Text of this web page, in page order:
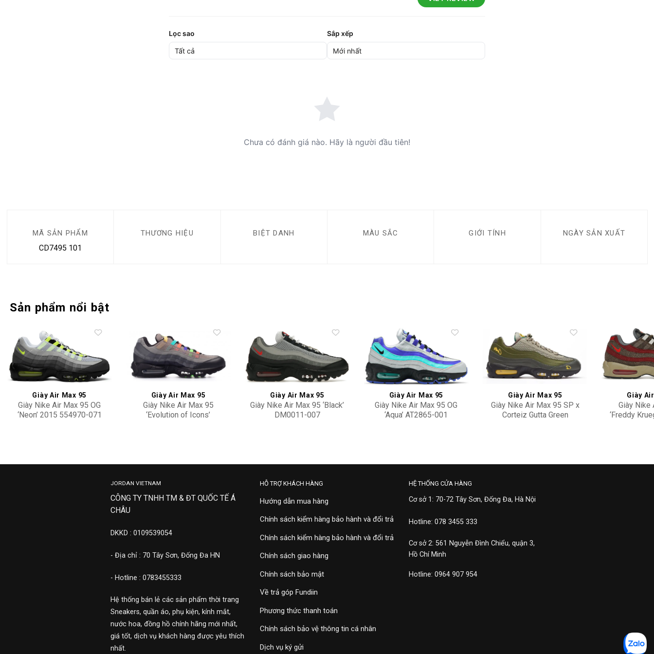
Lọc sao Sắp xếp
Chưa có đánh giá nào. Hãy là người đầu tiên!
MÃ SẢN PHẨM
CD7495 101
THƯƠNG HIỆU BIỆT DANH MÀU SẮC GIỚI TÍNH NGÀY SẢN XUẤT
Sản phẩm nổi bật
Add to
wishlist
Giày Air Max 95
Giày Nike Air Max 95 OG
‘Neon’ 2015 554970-071
Add to
wishlist
Giày Air Max 95
Giày Nike Air Max 95
‘Evolution of Icons’
Add to
wishlist
Giày Air Max 95
Giày Nike Air Max 95 ‘Black’
DM0011-007
Add to
wishlist
Giày Air Max 95
Giày Nike Air Max 95 OG
‘Aqua’ AT2865-001
Add to
wishlist
Giày Air Max 95
Giày Nike Air Max 95 SP x
Corteiz Gutta Green
Giày
Giày Nike
‘Freddy
JORDAN VIETNAM
CÔNG TY TNHH TM & ĐT QUỐC TẾ Á
CHÂU
DKKD : 0109539054
- Địa chỉ : 70 Tây Sơn, Đống Đa HN
- Hotline : 0783455333
Hệ thống bán lẻ các sản phẩm thời trang
Sneakers, quần áo, phụ kiện, kính mắt,
nước hoa, đồng hồ chính hãng mới nhất,
giá tốt, dịch vụ khách hàng được yêu thích
nhất.
HỖ TRỢ KHÁCH HÀNG
Hướng dẫn mua hàng
Chính sách kiểm hàng bảo hành và đổi trả
Chính sách kiểm hàng bảo hành và đổi trả
Chính sách giao hàng
Chính sách bảo mật
Về trả góp Fundiin
Phương thức thanh toán
Chính sách bảo vệ thông tin cá nhân
Dịch vụ ký gửi
HỆ THỐNG CỬA HÀNG
Cơ sở 1: 70-72 Tây Sơn, Đống Đa, Hà Nội
Hotline: 078 3455 333
Cơ sở 2: 561 Nguyễn Đình Chiểu, quận 3,
Hồ Chí Minh
Hotline: 0964 907 954